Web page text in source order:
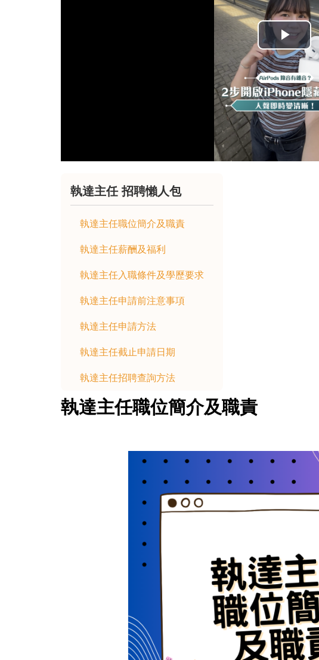
播
放
影
片
執達主任 招聘懶人包
執達主任職位簡介及職責
執達主任薪酬及福利
執達主任入職條件及學歷要求
執達主任申請前注意事項
執達主任申請方法
執達主任截止申請日期
執達主任招聘查詢方法
執達主任職位簡介及職責